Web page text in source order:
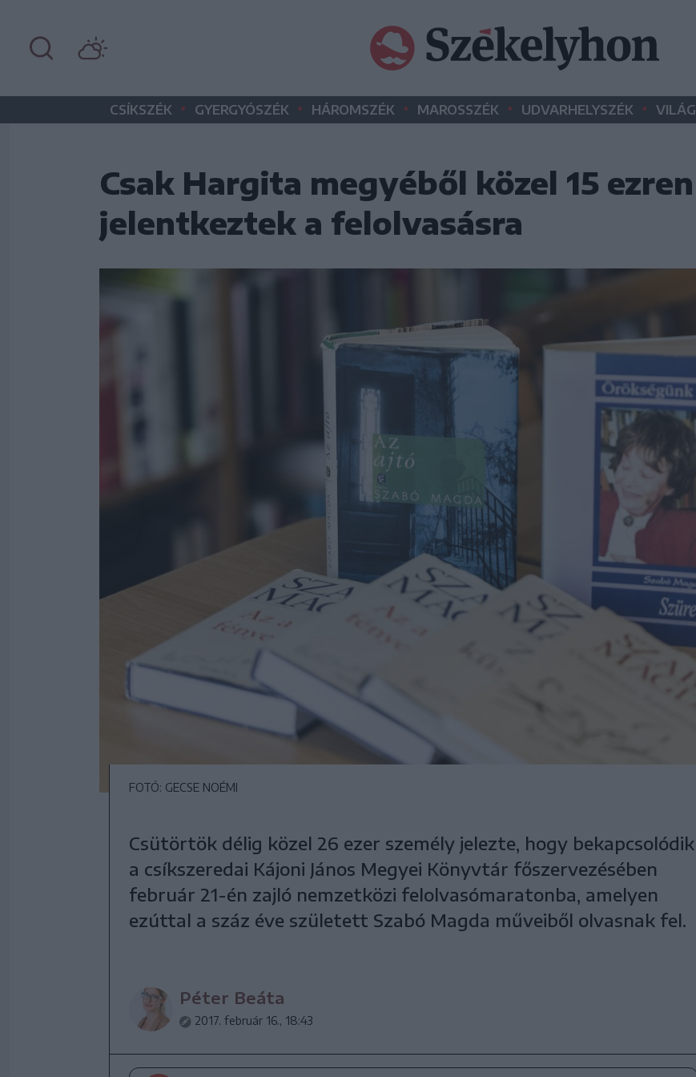
CSÍKSZÉK • GYERGYÓSZÉK • HÁROMSZÉK • MAROSSZÉK • UDVARHELYSZÉK • VILÁG
Csak Hargita megyéből közel 15 ezren
jelentkeztek a felolvasásra
FOTÓ: GECSE NOÉMI
Csütörtök délig közel 26 ezer személy jelezte, hogy bekapcsolódik
a csíkszeredai Kájoni János Megyei Könyvtár főszervezésében
február 21-én zajló nemzetközi felolvasómaratonba, amelyen
ezúttal a száz éve született Szabó Magda műveiből olvasnak fel.
Péter Beáta
2017. február 16., 18:43